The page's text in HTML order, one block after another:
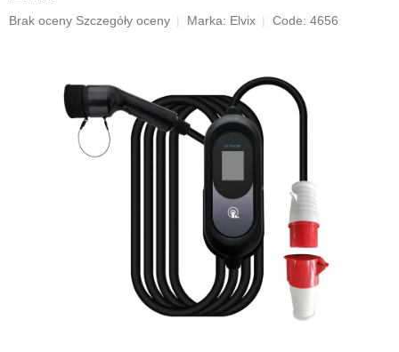
Średnia
Brak oceny Szczegóły oceny Marka: Elvix Code: 4656